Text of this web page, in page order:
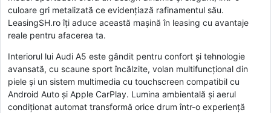
culoare gri metalizată ce evidențiază rafinamentul său.
LeasingSH.ro îți aduce această mașină în leasing cu avantaje
reale pentru afacerea ta.
Interiorul lui Audi A5 este gândit pentru confort și tehnologie
avansată, cu scaune sport încălzite, volan multifuncțional din
piele și un sistem multimedia cu touchscreen compatibil cu
Android Auto și Apple CarPlay. Lumina ambientală și aerul
condiționat automat transformă orice drum într-o experiență